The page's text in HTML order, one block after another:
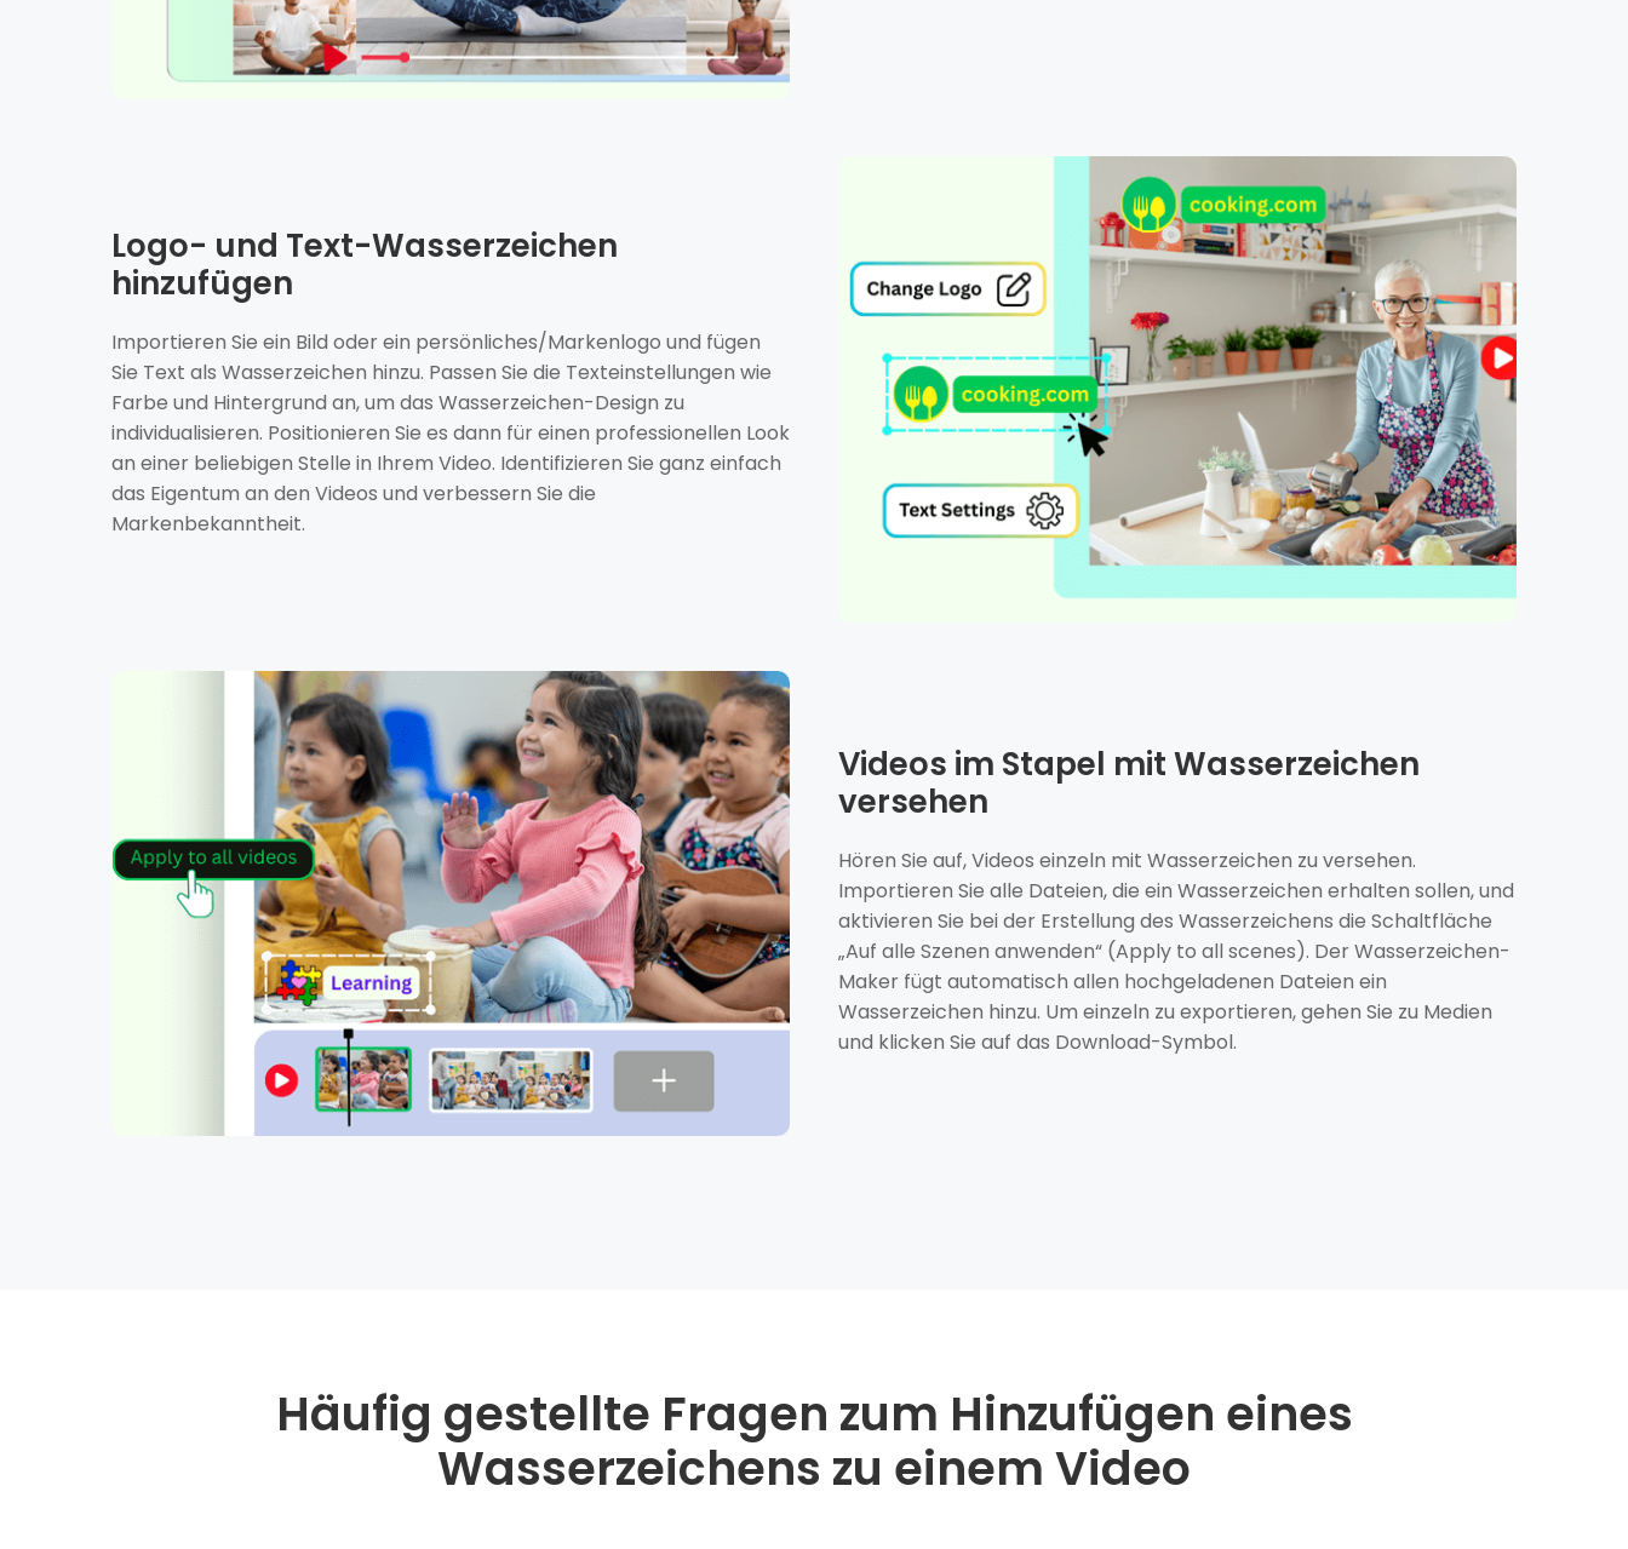
Logo- und Text-Wasserzeichen
hinzufügen
Importieren Sie ein Bild oder ein persönliches/Markenlogo und fügen
Sie Text als Wasserzeichen hinzu. Passen Sie die Texteinstellungen wie
Farbe und Hintergrund an, um das Wasserzeichen-Design zu
individualisieren. Positionieren Sie es dann für einen professionellen Look
an einer beliebigen Stelle in Ihrem Video. Identifizieren Sie ganz einfach
das Eigentum an den Videos und verbessern Sie die
Markenbekanntheit.
Videos im Stapel mit Wasserzeichen
versehen
Hören Sie auf, Videos einzeln mit Wasserzeichen zu versehen.
Importieren Sie alle Dateien, die ein Wasserzeichen erhalten sollen, und
aktivieren Sie bei der Erstellung des Wasserzeichens die Schaltfläche
„Auf alle Szenen anwenden“ (Apply to all scenes). Der Wasserzeichen-
Maker fügt automatisch allen hochgeladenen Dateien ein
Wasserzeichen hinzu. Um einzeln zu exportieren, gehen Sie zu Medien
und klicken Sie auf das Download-Symbol.
Häufig gestellte Fragen zum Hinzufügen eines
Wasserzeichens zu einem Video